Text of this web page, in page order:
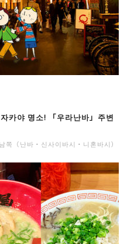
카야 명소! 「우라난바」주변
남쪽（난바・신사이바시・니혼바시）